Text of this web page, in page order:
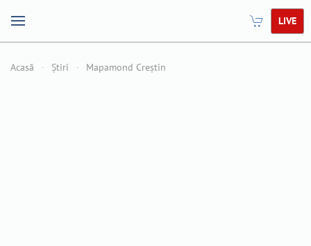
LIVE
Acasă Știri Mapamond Creștin